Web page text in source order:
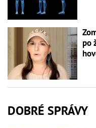
po
DOBRÉ SPRÁVY